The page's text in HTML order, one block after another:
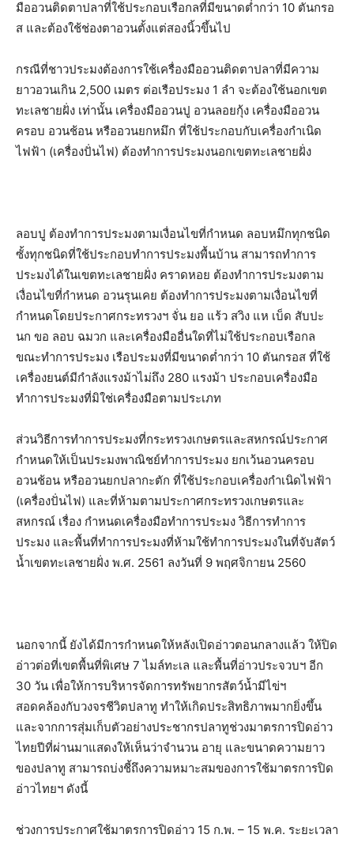
มืออวนติดตาปลาที่ใช้ประกอบเรือกลที่มีขนาดต่ำกว่า 10 ตันกรอ
ส และต้องใช้ช่องตาอวนตั้งแต่สองนิ้วขึ้นไป
กรณีที่ชาวประมงต้องการใช้เครื่องมืออวนติดตาปลาที่มีความ
ยาวอวนเกิน 2,500 เมตร ต่อเรือประมง 1 ลำ จะต้องใช้นอกเขต
ทะเลชายฝั่ง เท่านั้น เครื่องมืออวนปู อวนลอยกุ้ง เครื่องมืออวน
ครอบ อวนช้อน หรืออวนยกหมึก ที่ใช้ประกอบกับเครื่องกำเนิด
ไฟฟ้า (เครื่องปั่นไฟ) ต้องทำการประมงนอกเขตทะเลชายฝั่ง
ลอบปู ต้องทำการประมงตามเงื่อนไขที่กำหนด ลอบหมึกทุกชนิด
ซั้งทุกชนิดที่ใช้ประกอบทำการประมงพื้นบ้าน สามารถทำการ
ประมงได้ในเขตทะเลชายฝั่ง คราดหอย ต้องทำการประมงตาม
เงื่อนไขที่กำหนด อวนรุนเคย ต้องทำการประมงตามเงื่อนไขที่
กำหนดโดยประกาศกระทรวงฯ จั่น ยอ แร้ว สวิง แห เบ็ด สับปะ
นก ขอ ลอบ ฉมวก และเครื่องมืออื่นใดที่ไม่ใช้ประกอบเรือกล
ขณะทำการประมง เรือประมงที่มีขนาดต่ำกว่า 10 ตันกรอส ที่ใช้
เครื่องยนต์มีกำลังแรงม้าไม่ถึง 280 แรงม้า ประกอบเครื่องมือ
ทำการประมงที่มิใช่เครื่องมือตามประเภท
ส่วนวิธีการทำการประมงที่กระทรวงเกษตรและสหกรณ์ประกาศ
กำหนดให้เป็นประมงพาณิชย์ทำการประมง ยกเว้นอวนครอบ
อวนช้อน หรืออวนยกปลากะตัก ที่ใช้ประกอบเครื่องกำเนิดไฟฟ้า
(เครื่องปั่นไฟ) และที่ห้ามตามประกาศกระทรวงเกษตรและ
สหกรณ์ เรื่อง กำหนดเครื่องมือทำการประมง วิธีการทำการ
ประมง และพื้นที่ทำการประมงที่ห้ามใช้ทำการประมงในที่จับสัตว์
น้ำเขตทะเลชายฝั่ง พ.ศ. 2561 ลงวันที่ 9 พฤศจิกายน 2560
นอกจากนี้ ยังได้มีการกำหนดให้หลังเปิดอ่าวตอนกลางแล้ว ให้ปิด
อ่าวต่อที่เขตพื้นที่พิเศษ 7 ไมล์ทะเล และพื้นที่อ่าวประจวบฯ อีก
30 วัน เพื่อให้การบริหารจัดการทรัพยากรสัตว์น้ำมีไข่ฯ
สอดคล้องกับวงจรชีวิตปลาทู ทำให้เกิดประสิทธิภาพมากยิ่งขึ้น
และจากการสุ่มเก็บตัวอย่างประชากรปลาทูช่วงมาตรการปิดอ่าว
ไทยปีที่ผ่านมาแสดงให้เห็นว่าจำนวน อายุ และขนาดความยาว
ของปลาทู สามารถบ่งชี้ถึงความหมาะสมของการใช้มาตรการปิด
อ่าวไทยฯ ดังนี้
ช่วงการประกาศใช้มาตรการปิดอ่าว 15 ก.พ. – 15 พ.ค. ระยะเวลา